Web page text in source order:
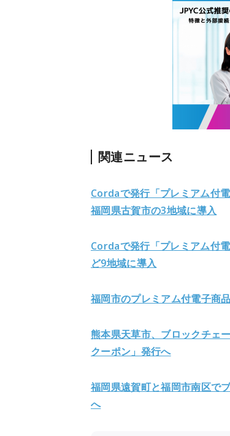
関連ニュース
Cordaで発行「プレミアム付
福岡県古賀市の3地域に導入
Cordaで発行「プレミアム付
ど9地域に導入
福岡市のプレミアム付電子商
熊本県天草市、ブロックチェ
クーポン」発行へ
福岡県遠賀町と福岡市南区で
へ